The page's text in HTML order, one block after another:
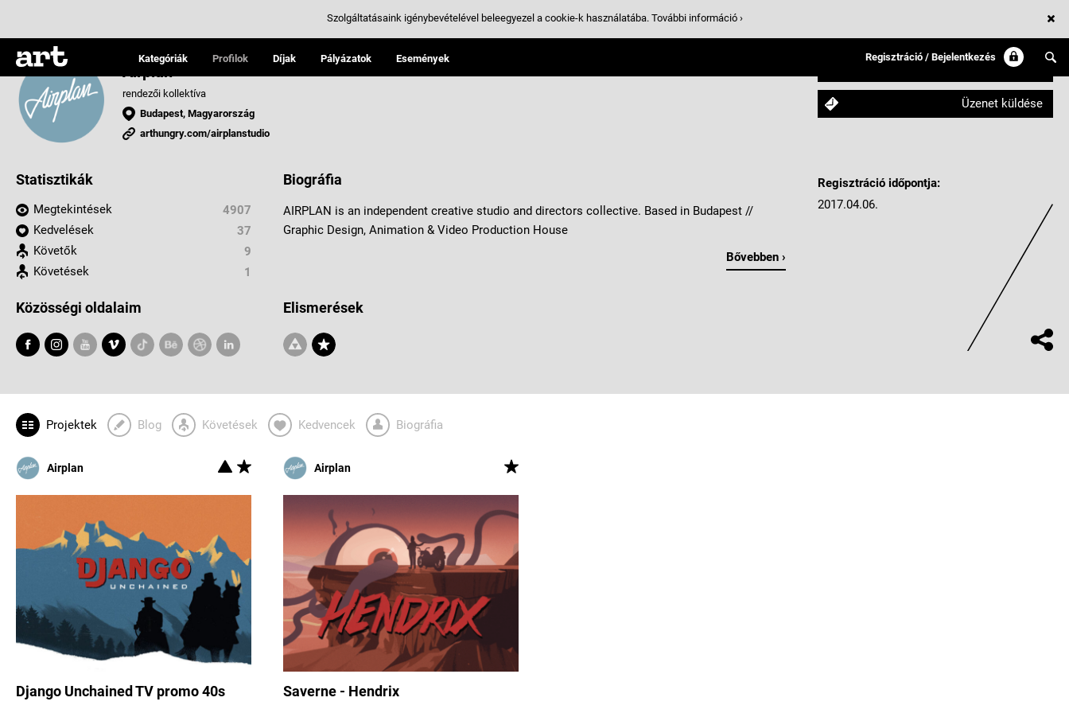
Kategóriák Profilok Díjak Pályázatok Események Regisztráció / Bejelentkezés
Airplan
rendezői kollektíva
Budapest, Magyarország
arthungry.com/airplanstudio
Követem
Üzenet küldése
Statisztikák
Megtekintések
4907
Kedvelések
37
Követők
9
Követések
1
Biográfia
AIRPLAN is an independent creative studio and directors collective. Based in Budapest //
Graphic Design, Animation & Video Production House
Bővebben ›
Közösségi oldalaim Elismerések
Regisztráció időpontja:
2017.04.06.
Projektek Blog Követések Kedvencek Biográfia
Airplan
Django Unchained TV promo 40s
Airplan
Saverne - Hendrix
Szolgáltatásaink igénybevételével beleegyezel a cookie-k használatába. További információ ›